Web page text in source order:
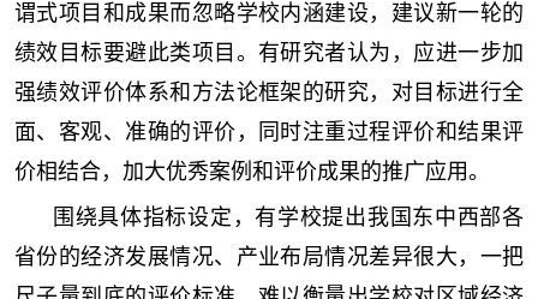
谓式项目和成果而忽略学校内涵建设，建议新一轮的
绩效目标要避此类项目。有研究者认为，应进一步加
强绩效评价体系和方法论框架的研究，对目标进行全
面、客观、准确的评价，同时注重过程评价和结果评
价相结合，加大优秀案例和评价成果的推广应用。
围绕具体指标设定，有学校提出我国东中西部各
省份的经济发展情况、产业布局情况差异很大，一把